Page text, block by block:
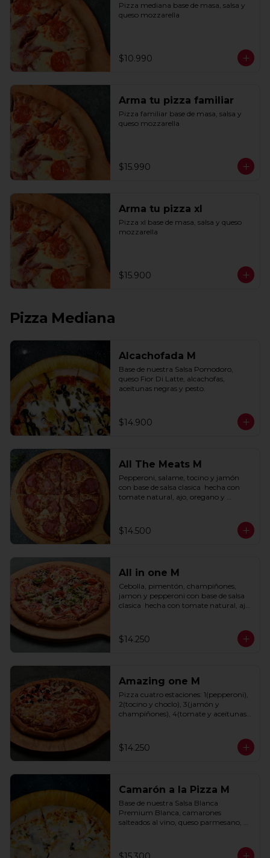
Pizza mediana base de masa, salsa y
queso mozzarella
$10.990
Arma tu pizza familiar
Pizza familiar base de masa, salsa y
queso mozzarella
$15.990
Arma tu pizza xl
Pizza xl base de masa, salsa y queso
mozzarella
$15.900
Pizza Mediana
Alcachofada M
Base de nuestra Salsa Pomodoro,
queso Fior Di Latte, alcachofas,
aceitunas negras y pesto.
$14.900
All The Meats M
Pepperoni, salame, tocino y jamón
con base de salsa clasica  hecha con
tomate natural, ajo, oregano y
$14.500
All in one M
Cebolla, pimentón, champiñones,
jamon y pepperoni con base de salsa
clasica  hecha con tomate natural, ajo,
$14.250
Amazing one M
Pizza cuatro estaciones: 1(pepperoni),
2(tocino y choclo), 3(jamón y
champiñones), 4(tomate y aceitunas
oregano y especias.
$14.250
Camarón a la Pizza M
Base de nuestra Salsa Blanca
Premium Blanca, camarones
salteados al vino, queso parmesano,